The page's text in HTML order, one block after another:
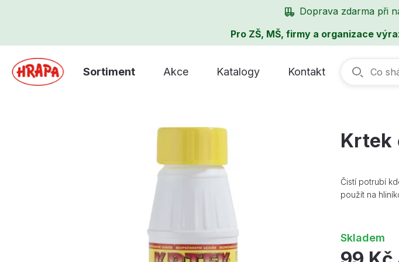
Doprava zdarma při
Pro ZŠ, MŠ, firmy a organizace
Sortiment Akce Katalogy Kontakt
Krtek
Čistí potrubí
použít na
Skladem